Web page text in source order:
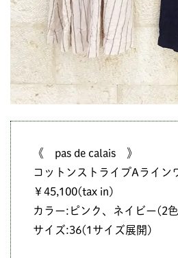
《 pas de calais 》
コットンストライプAライン
￥45,100(tax in)
カラー:ピンク、ネイビー(2
サイズ:36(1サイズ展開)